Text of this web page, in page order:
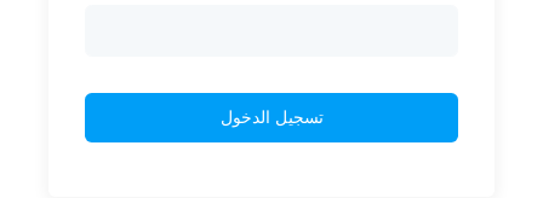
تسجيل الدخول